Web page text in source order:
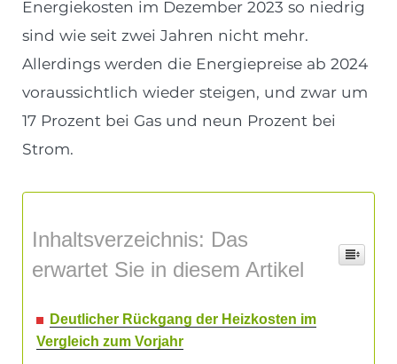
Energiekosten im Dezember 2023 so niedrig
sind wie seit zwei Jahren nicht mehr.
Allerdings werden die Energiepreise ab 2024
voraussichtlich wieder steigen, und zwar um
17 Prozent bei Gas und neun Prozent bei
Strom.
Inhaltsverzeichnis: Das
erwartet Sie in diesem Artikel
Deutlicher Rückgang der Heizkosten im
Vergleich zum Vorjahr